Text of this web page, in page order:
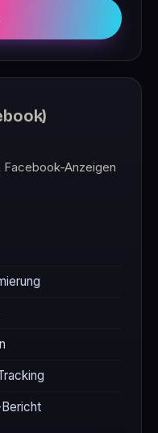
Facebook-Anzeigen